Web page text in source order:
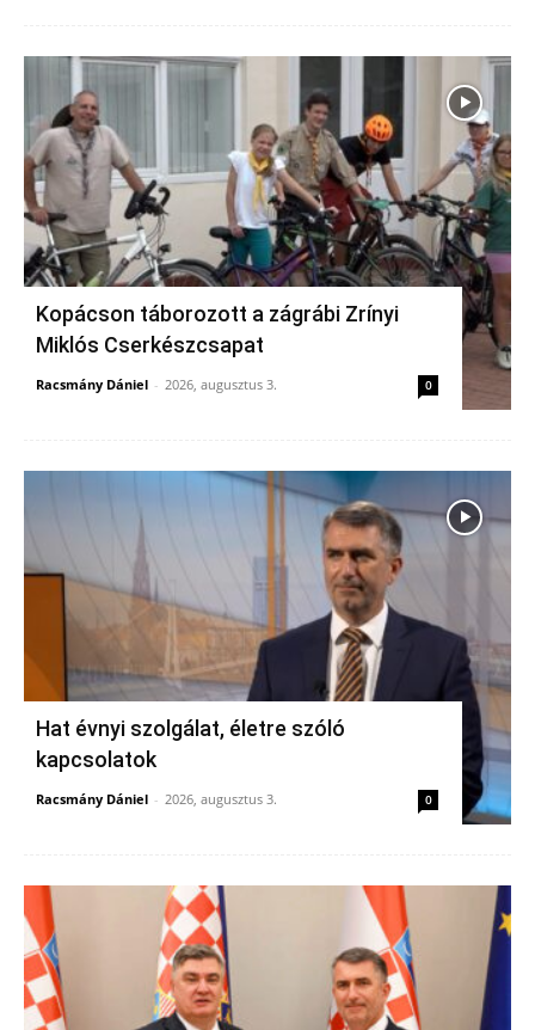
Kopácson táborozott a zágrábi Zrínyi
Miklós Cserkészcsapat
Racsmány Dániel - 2026, augusztus 3. 0
Hat évnyi szolgálat, életre szóló
kapcsolatok
Racsmány Dániel - 2026, augusztus 3. 0